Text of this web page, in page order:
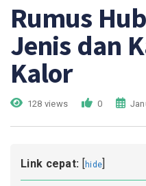
Rumus
Jenis dan
Kalor
128 views 0
Link cepat: [hide]